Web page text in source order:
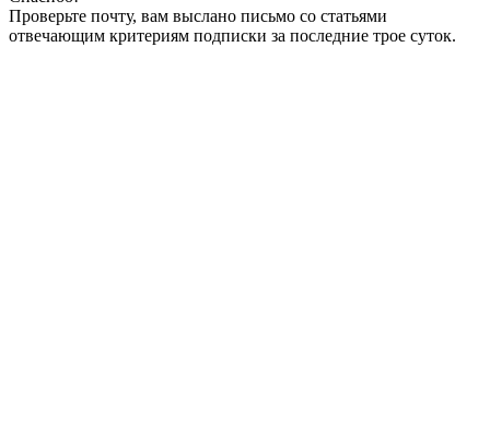
Проверьте почту, вам выслано письмо со статьями
отвечающим критериям подписки за последние трое суток.